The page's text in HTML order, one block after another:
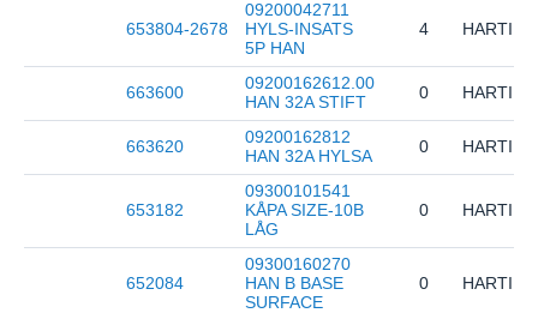
653804-2678
09200042711
HYLS-INSATS
5P HAN
4 HARTING
663600
09200162612.00
HAN 32A STIFT
0 HARTING
663620
09200162812
HAN 32A HYLSA
0 HARTING
653182
09300101541
KÅPA SIZE-10B
LÅG
0 HARTING
652084
09300160270
HAN B BASE
SURFACE
0 HARTING